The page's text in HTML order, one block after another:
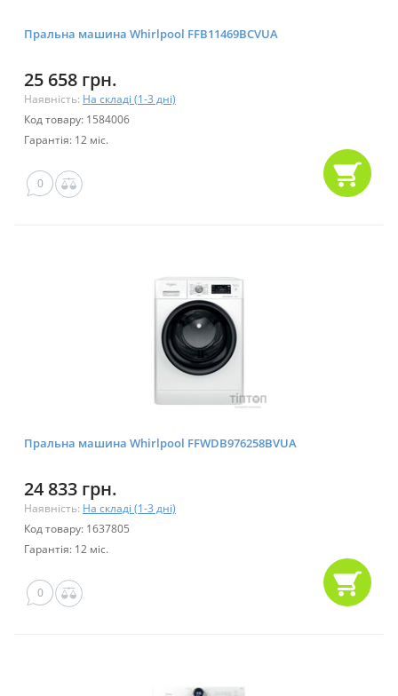
Пральна машина Whirlpool FFB11469BCVUA
25 658 грн.
Наявність: На складі (1-3 дні)
Код товару: 1584006
Гарантія: 12 міс.
0
Пральна машина Whirlpool FFWDB976258BVUA
24 833 грн.
Наявність: На складі (1-3 дні)
Код товару: 1637805
Гарантія: 12 міс.
0